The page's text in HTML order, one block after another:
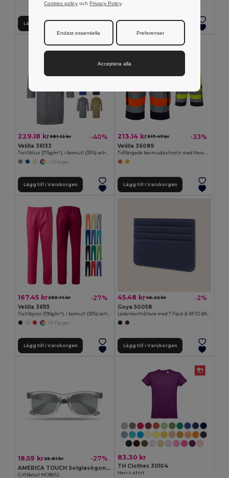
Lägg till i Varukorgen
229.18 kr381.12 kr -40%
Velilla 36133
Twillblus (175g/m²), i bomull (35%) och polyester (65%)
+2 Färger
Lägg till i Varukorgen
213.14 kr317.47 kr -33%
Velilla 36089
Tvåfärgade bermudashorts med flera fickor (210g/m²), i bomull (20%) och polyester (80%)
Lägg till i Varukorgen
167.45 kr230.14 kr -27%
Velilla 36113
Twillbyxor (190g/m²), i bomull (35%) och polyester (65%)
+11 Färger
Lägg till i Varukorgen
45.48 kr46.22 kr -2%
Goya 50058
Läderkorthållare med 7 Fack & RFID BANNER
Lägg till i Varukorgen
18.59 kr25.61 kr -27%
AMERICA TOUCH Solglasögon med spegellins
GiftRetail MO8652
83.30 kr
TH Clothes 30104
Herr t-shirt
Cookies policy och Privacy Policy.
Endast essentiella Preferenser
Acceptera alla